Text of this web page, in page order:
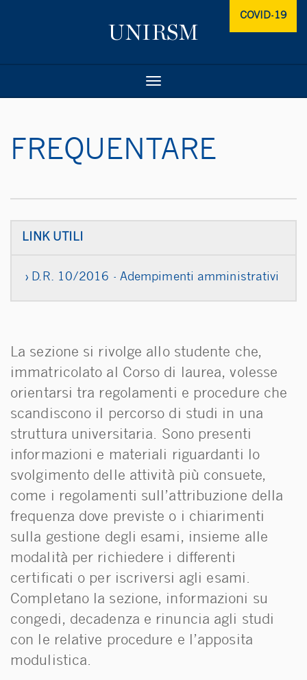
COVID-19
Toggle
FREQUENTARE
LINK UTILI
D.R. 10/2016 - Adempimenti amministrativi
La sezione si rivolge allo studente che,
immatricolato al Corso di laurea, volesse
orientarsi tra regolamenti e procedure che
scandiscono il percorso di studi in una
struttura universitaria. Sono presenti
informazioni e materiali riguardanti lo
svolgimento delle attività più consuete,
come i regolamenti sull’attribuzione della
frequenza dove previste o i chiarimenti
sulla gestione degli esami, insieme alle
modalità per richiedere i differenti
certificati o per iscriversi agli esami.
Completano la sezione, informazioni su
congedi, decadenza e rinuncia agli studi
con le relative procedure e l’apposita
modulistica.